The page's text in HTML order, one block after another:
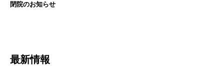
閉院のお知らせ
最新情報